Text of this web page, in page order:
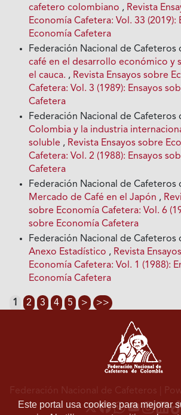
cafetero colombiano , Revista
Economía Cafetera: Vol. 33 (2019):
Economía Cafetera
Federación Nacional de Cafeteros
café en el desarrollo económico y
el cauca. , Revista Ensayos sobre
Cafetera: Vol. 3 (1989): Ensayos
Cafetera
Federación Nacional de Cafeteros
Colombia y la industria
soluble , Revista Ensayos sobre
Cafetera: Vol. 2 (1988): Ensayos
Cafetera
Federación Nacional de Cafeteros
Mercado de Café en el Japón ,
sobre Economía Cafetera: Vol. 6
sobre Economía Cafetera
Federación Nacional de Cafeteros
Anexo Estadístico , Revista
Economía Cafetera: Vol. 1 (1988):
Economía Cafetera
1 2 3 4 5 > >>
Este portal usa cookies para mejorar
Federación Nacional de Cafeteros |